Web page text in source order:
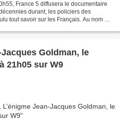
France 5 diffusera le documentaire
durant, les policiers des
tout savoir sur les Français. Au nom de
Goldman, le
21h05 sur W9